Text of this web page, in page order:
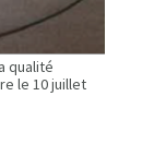
qualité
le 10 juillet